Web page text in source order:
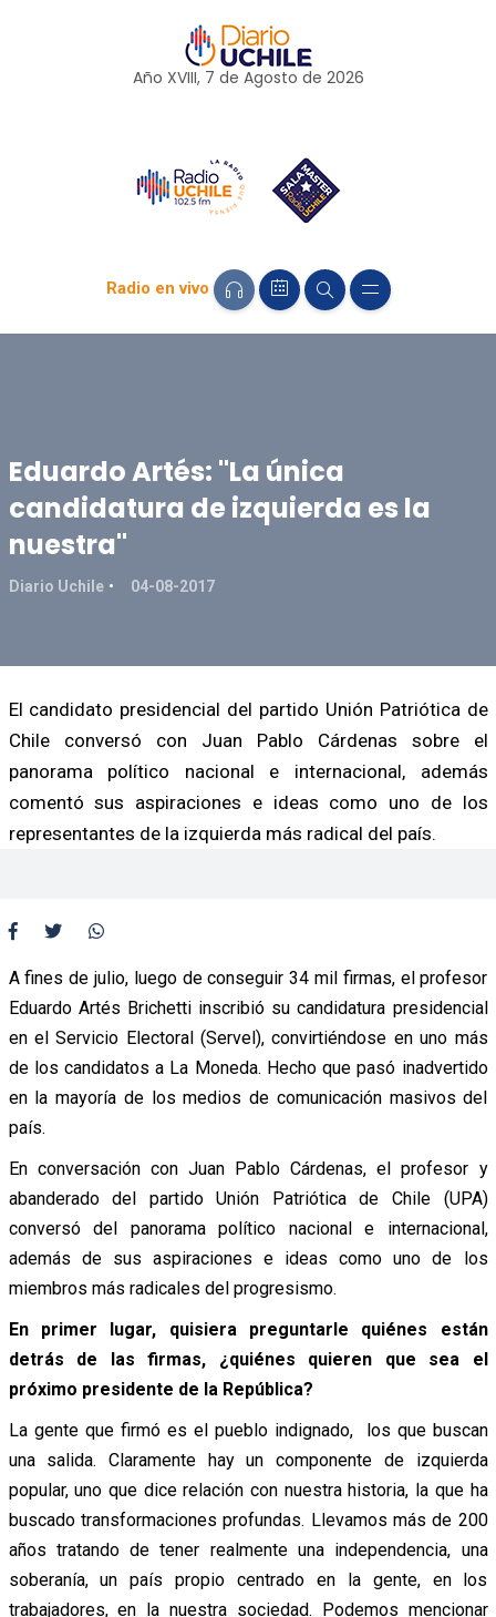
Año XVIII, 7 de Agosto de 2026
Radio en vivo
Eduardo Artés: "La única
candidatura de izquierda es la
nuestra"
Diario Uchile 04-08-2017
El candidato presidencial del partido Unión Patriótica de
Chile conversó con Juan Pablo Cárdenas sobre el
panorama político nacional e internacional, además
comentó sus aspiraciones e ideas como uno de los
representantes de la izquierda más radical del país.
A fines de julio, luego de conseguir 34 mil firmas, el profesor
Eduardo Artés Brichetti inscribió su candidatura presidencial
en el Servicio Electoral (Servel), convirtiéndose en uno más
de los candidatos a La Moneda. Hecho que pasó inadvertido
en la mayoría de los medios de comunicación masivos del
país.
En conversación con Juan Pablo Cárdenas, el profesor y
abanderado del partido Unión Patriótica de Chile (UPA)
conversó del panorama político nacional e internacional,
además de sus aspiraciones e ideas como uno de los
miembros más radicales del progresismo.
En primer lugar, quisiera preguntarle quiénes están
detrás de las firmas, ¿quiénes quieren que sea el
próximo presidente de la República?
La gente que firmó es el pueblo indignado, los que buscan
una salida. Claramente hay un componente de izquierda
popular, uno que dice relación con nuestra historia, la que ha
buscado transformaciones profundas. Llevamos más de 200
años tratando de tener realmente una independencia, una
soberanía, un país propio centrado en la gente, en los
trabajadores, en la nuestra sociedad. Podemos mencionar